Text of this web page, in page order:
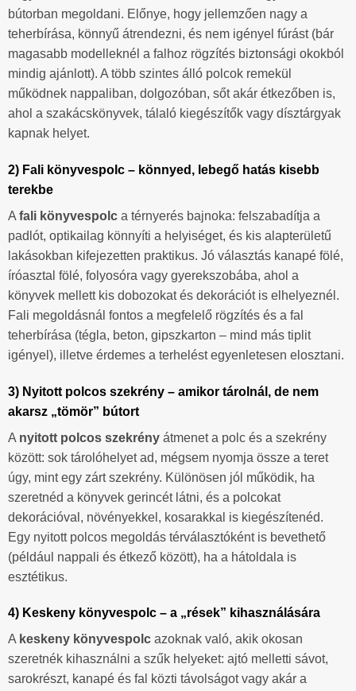
bútorban megoldani. Előnye, hogy jellemzően nagy a
teherbírása, könnyű átrendezni, és nem igényel fúrást (bár
magasabb modelleknél a falhoz rögzítés biztonsági okokból
mindig ajánlott). A több szintes álló polcok remekül
működnek nappaliban, dolgozóban, sőt akár étkezőben is,
ahol a szakácskönyvek, tálaló kiegészítők vagy dísztárgyak
kapnak helyet.
2) Fali könyvespolc – könnyed, lebegő hatás kisebb
terekbe
A fali könyvespolc a térnyerés bajnoka: felszabadítja a
padlót, optikailag könnyíti a helyiséget, és kis alapterületű
lakásokban kifejezetten praktikus. Jó választás kanapé fölé,
íróasztal fölé, folyosóra vagy gyerekszobába, ahol a
könyvek mellett kis dobozokat és dekorációt is elhelyeznél.
Fali megoldásnál fontos a megfelelő rögzítés és a fal
teherbírása (tégla, beton, gipszkarton – mind más tiplit
igényel), illetve érdemes a terhelést egyenletesen elosztani.
3) Nyitott polcos szekrény – amikor tárolnál, de nem
akarsz „tömör” bútort
A nyitott polcos szekrény átmenet a polc és a szekrény
között: sok tárolóhelyet ad, mégsem nyomja össze a teret
úgy, mint egy zárt szekrény. Különösen jól működik, ha
szeretnéd a könyvek gerincét látni, és a polcokat
dekorációval, növényekkel, kosarakkal is kiegészítenéd.
Egy nyitott polcos megoldás térválasztóként is bevethető
(például nappali és étkező között), ha a hátoldala is
esztétikus.
4) Keskeny könyvespolc – a „rések” kihasználására
A keskeny könyvespolc azoknak való, akik okosan
szeretnék kihasználni a szűk helyeket: ajtó melletti sávot,
sarokrészt, kanapé és fal közti távolságot vagy akár a